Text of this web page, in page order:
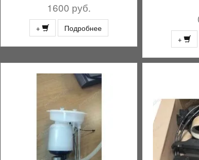
1600 руб.
+ Подробнее
+